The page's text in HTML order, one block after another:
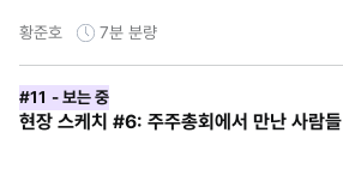
황준호 7분 분량
#11 - 보는 중
현장 스케치 #6: 주주총회에서 만난 사람들